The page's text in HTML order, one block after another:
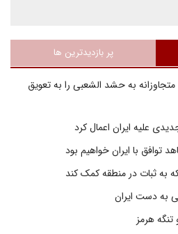
پر بازدیدترین ها
به حشد الشعبی را به تعویق
علیه ایران اعمال کرد
با ایران خواهیم بود
به ثبات در منطقه کمک کند
هرمز